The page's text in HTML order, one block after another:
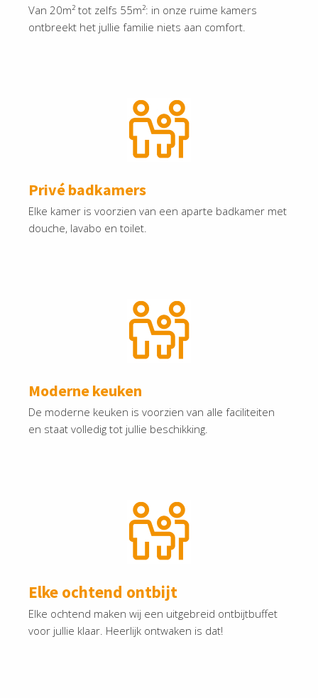
Van 20m² tot zelfs 55m²: in onze ruime kamers
ontbreekt het jullie familie niets aan comfort.
Privé badkamers
Elke kamer is voorzien van een aparte badkamer met
douche, lavabo en toilet.
Moderne keuken
De moderne keuken is voorzien van alle faciliteiten
en staat volledig tot jullie beschikking.
Elke ochtend ontbijt
Elke ochtend maken wij een uitgebreid ontbijtbuffet
voor jullie klaar. Heerlijk ontwaken is dat!